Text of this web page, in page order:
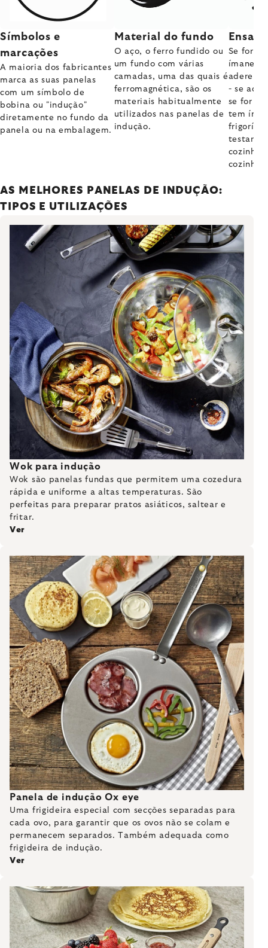
Símbolos e
marcações
A maioria dos fabricantes
marca as suas panelas
com um símbolo de
bobina ou "indução"
diretamente no fundo da
panela ou na embalagem.
Material do fundo
O aço, o ferro fundido ou
um fundo com várias
camadas, uma das quais é
ferromagnética, são os
materiais habitualmente
utilizados nas panelas de
indução.
Se for a
ímanes,
adere
- se
se for
tem
testar
cozinha
cozinha.
AS MELHORES PANELAS DE INDUÇÃO:
TIPOS E UTILIZAÇÕES
Wok para indução
Wok são panelas fundas que permitem uma cozedura
rápida e uniforme a altas temperaturas. São
perfeitas para preparar pratos asiáticos, saltear e
fritar.
Ver
Panela de indução Ox eye
Uma frigideira especial com secções separadas para
cada ovo, para garantir que os ovos não se colam e
permanecem separados. Também adequada como
frigideira de indução.
Ver